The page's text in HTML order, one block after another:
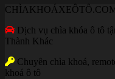
Dịch vụ chìa khóa ô tô
Thành Khác
Chuyên chìa khoá,
khoá ô tô